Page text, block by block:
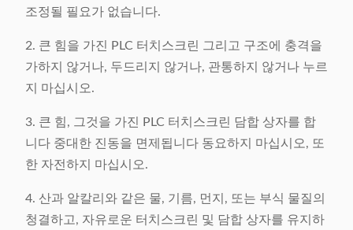
조정될 필요가 없습니다.
2. 큰 힘을 가진 PLC 터치스크린 그리고 구조에 충격을
가하지 않거나, 두드리지 않거나, 관통하지 않거나 누르
지 마십시오.
3. 큰 힘, 그것을 가진 PLC 터치스크린 담합 상자를 합
니다 중대한 진동을 면제됩니다 동요하지 마십시오, 또
한 자전하지 마십시오.
4. 산과 알칼리와 같은 물, 기름, 먼지, 또는 부식 물질의
청결하고, 자유로운 터치스크린 및 담합 상자를 유지하